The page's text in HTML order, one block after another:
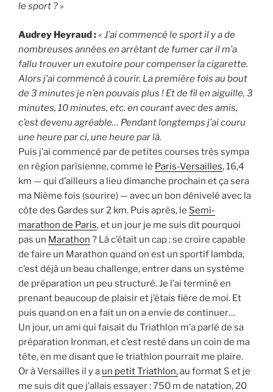
le sport ? »
Audrey Heyraud :« J’ai commencé le sport il y a de
nombreuses années en arrêtant de fumer car il m’a
fallu trouver un exutoire pour compenser la cigarette.
Alors j’ai commencé à courir. La première fois au bout
de 3 minutes je n’en pouvais plus ! Et de fil en aiguille, 3
minutes, 10 minutes, etc. en courant avec des amis,
c’est devenu agréable… Pendant longtemps j’ai couru
une heure par ci, une heure par là.
Puis j’ai commencé par de petites courses très sympa
en région parisienne, comme le Paris-Versailles, 16,4
km — qui d’ailleurs a lieu dimanche prochain et ça sera
ma Nième fois (sourire) — avec un bon dénivelé avec la
côte des Gardes sur 2 km. Puis après, le Semi-
marathon de Paris, et un jour je me suis dit pourquoi
pas un Marathon ? Là c’était un cap : se croire capable
de faire un Marathon quand on est un sportif lambda,
c’est déjà un beau challenge, entrer dans un système
de préparation un peu structuré. Je l’ai terminé en
prenant beaucoup de plaisir et j’étais fière de moi. Et
puis quand on en a fait un on a envie de continuer…
Un jour, un ami qui faisait du Triathlon m’a parlé de sa
préparation Ironman, et c’est resté dans un coin de ma
tête, en me disant que le triathlon pourrait me plaire.
Or à Versailles il y a un petit Triathlon,au format S et je
me suis dit que j’allais essayer : 750 m de natation, 20